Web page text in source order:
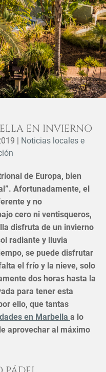
EN INVIERNO
| Noticias locales e
de Europa, bien
Afortunadamente, el
y no
cero ni ventisqueros,
disfruta de un invierno
radiante y lluvia
se puede disfrutar
el frío y la nieve, solo
dos horas hasta la
para tener esta
ello, que tantas
en Marbella a lo
aprovechar al máximo